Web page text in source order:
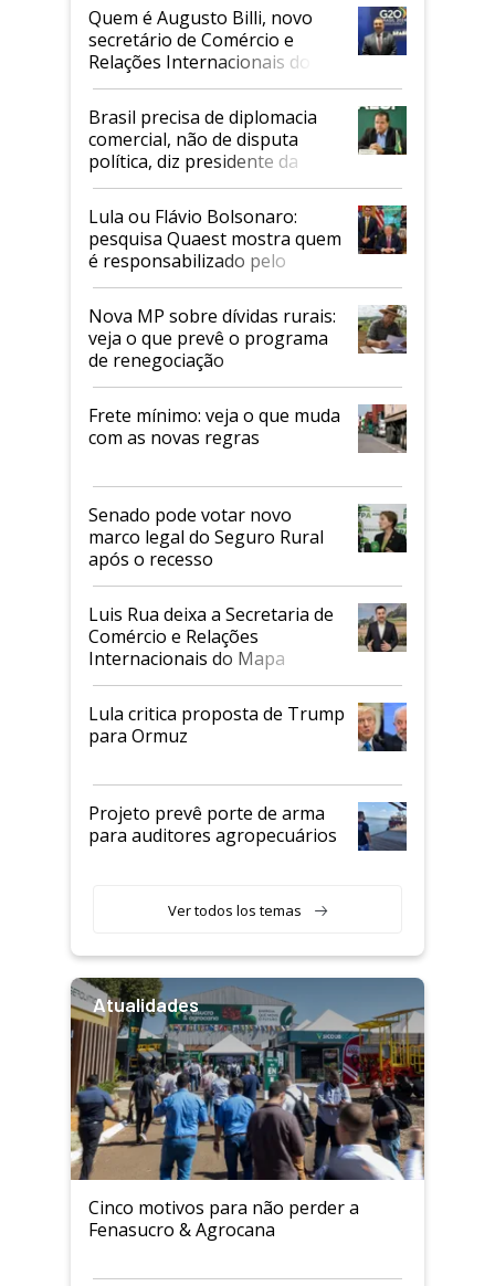
Quem é Augusto Billi, novo
secretário de Comércio e
Relações Internacionais do
Mapa
Brasil precisa de diplomacia
comercial, não de disputa
política, diz presidente da
Faesp
Lula ou Flávio Bolsonaro:
pesquisa Quaest mostra quem
é responsabilizado pelo
tarifaço dos EUA
Nova MP sobre dívidas rurais:
veja o que prevê o programa
de renegociação
Frete mínimo: veja o que muda
com as novas regras
Senado pode votar novo
marco legal do Seguro Rural
após o recesso
Luis Rua deixa a Secretaria de
Comércio e Relações
Internacionais do Mapa
Lula critica proposta de Trump
para Ormuz
Projeto prevê porte de arma
para auditores agropecuários
Ver todos los temas
Atualidades
Cinco motivos para não perder a
Fenasucro & Agrocana